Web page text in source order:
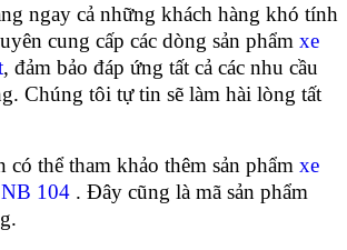
ngay cả những khách hàng khó tính
cung cấp các dòng sản phẩm xe
, đảm bảo đáp ứng tất cả các nhu cầu
Chúng tôi tự tin sẽ làm hài lòng tất
có thể tham khảo thêm sản phẩm xe
NB 104 . Đây cũng là mã sản phẩm